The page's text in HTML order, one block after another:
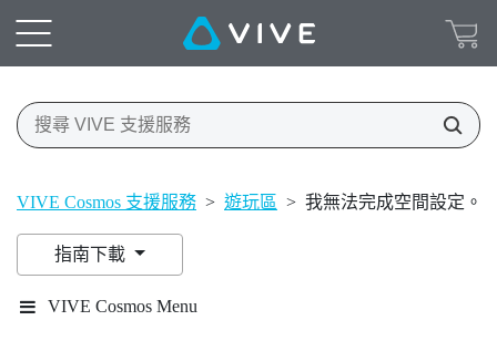
VIVE Cosmos 支援服務 > 遊玩區 > 我無法完成空間設定。
指南下載
VIVE Cosmos Menu